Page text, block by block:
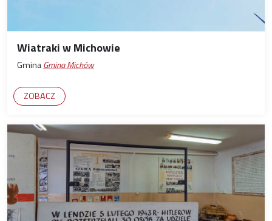
Wiatraki w Michowie
GminaGmina Michów
ZOBACZ